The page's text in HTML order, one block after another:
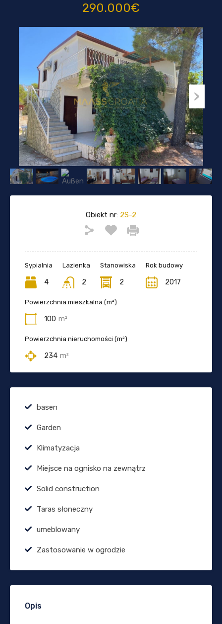
290.000€
Obiekt nr: 2S-2
Sypialnia
4
Lazienka
2
Stanowiska
2
Rok budowy
2017
Powierzchnia mieszkalna (m²)
100 m²
Powierzchnia nieruchomości (m²)
234 m²
basen
Garden
Klimatyzacja
Miejsce na ognisko na zewnątrz
Solid construction
Taras słoneczny
umeblowany
Zastosowanie w ogrodzie
Opis